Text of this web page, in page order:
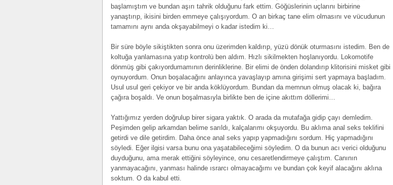
başlamıştım ve bundan aşırı tahrik olduğunu fark ettim. Göğüslerinin uçlarını birbirine
yanaştırıp, ikisini birden emmeye çalışıyordum. O an birkaç tane elim olmasını ve vücudunun
tamamını aynı anda okşayabilmeyi o kadar istedim ki…
Bir süre böyle sikiştikten sonra onu üzerimden kaldırıp, yüzü dönük oturmasını istedim. Ben de
koltuğa yanlamasına yatıp kontrolü ben aldım. Hızlı sikilmekten hoşlanıyordu. Lokomotife
dönmüş gibi çakıyordumamının derinliklerine. Bir elimi de önden dolandırıp klitorisini misket gibi
oynuyordum. Onun boşalacağını anlayınca yavaşlayıp amına girişimi sert yapmaya başladım.
Usul usul geri çekiyor ve bir anda köklüyordum. Bundan da memnun olmuş olacak ki, bağıra
çağıra boşaldı. Ve onun boşalmasıyla birlikte ben de içine akıttım döllerimi…
Yattığımız yerden doğrulup birer sigara yaktık. O arada da mutafağa gidip çayı demledim.
Peşimden gelip arkamdan belime sarıldı, kalçalarımı okşuyordu. Bu aklıma anal seks teklifini
getirdi ve dile getirdim. Daha önce anal seks yapıp yapmadığını sordum. Hiç yapmadığını
söyledi. Eğer ilgisi varsa bunu ona yaşatabileceğimi söyledim. O da bunun acı verici olduğunu
duyduğunu, ama merak ettiğini söyleyince, onu cesaretlendirmeye çalıştım. Canının
yanmayacağını, yanması halinde ısrarcı olmayacağımı ve bundan çok keyif alacağını aklına
soktum. O da kabul etti.